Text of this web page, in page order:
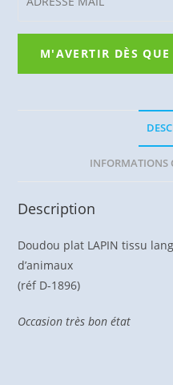
INFORMATIONS
Description
Doudou plat LAPIN tissu
d’animaux
(réf D-1896)
Occasion très bon état